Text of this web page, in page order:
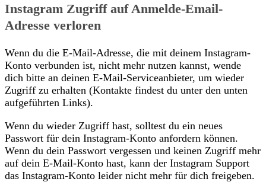
Instagram Zugriff auf Anmelde-Email-
Adresse verloren
Wenn du die E-Mail-Adresse, die mit deinem Instagram-
Konto verbunden ist, nicht mehr nutzen kannst, wende
dich bitte an deinen E-Mail-Serviceanbieter, um wieder
Zugriff zu erhalten (Kontakte findest du unter den unten
aufgeführten Links).
Wenn du wieder Zugriff hast, solltest du ein neues
Passwort für dein Instagram-Konto anfordern können.
Wenn du dein Passwort vergessen und keinen Zugriff mehr
auf dein E-Mail-Konto hast, kann der Instagram Support
das Instagram-Konto leider nicht mehr für dich freigeben.